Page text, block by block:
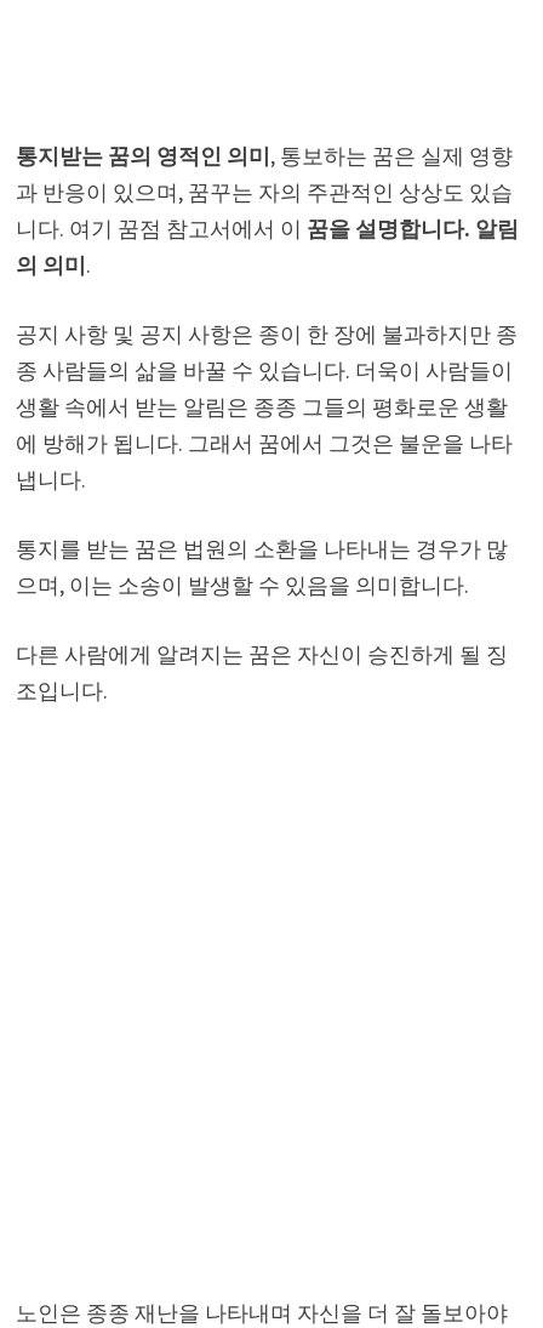
통지받는 꿈의 영적인 의미, 통보하는 꿈은 실제 영향
과 반응이 있으며, 꿈꾸는 자의 주관적인 상상도 있습
니다. 여기 꿈점 참고서에서 이 꿈을 설명합니다. 알림
의 의미.
공지 사항 및 공지 사항은 종이 한 장에 불과하지만 종
종 사람들의 삶을 바꿀 수 있습니다. 더욱이 사람들이
생활 속에서 받는 알림은 종종 그들의 평화로운 생활
에 방해가 됩니다. 그래서 꿈에서 그것은 불운을 나타
냅니다.
통지를 받는 꿈은 법원의 소환을 나타내는 경우가 많
으며, 이는 소송이 발생할 수 있음을 의미합니다.
다른 사람에게 알려지는 꿈은 자신이 승진하게 될 징
조입니다.
노인은 종종 재난을 나타내며 자신을 더 잘 돌보아야